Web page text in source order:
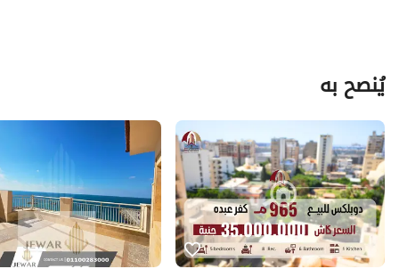
يُنصح به